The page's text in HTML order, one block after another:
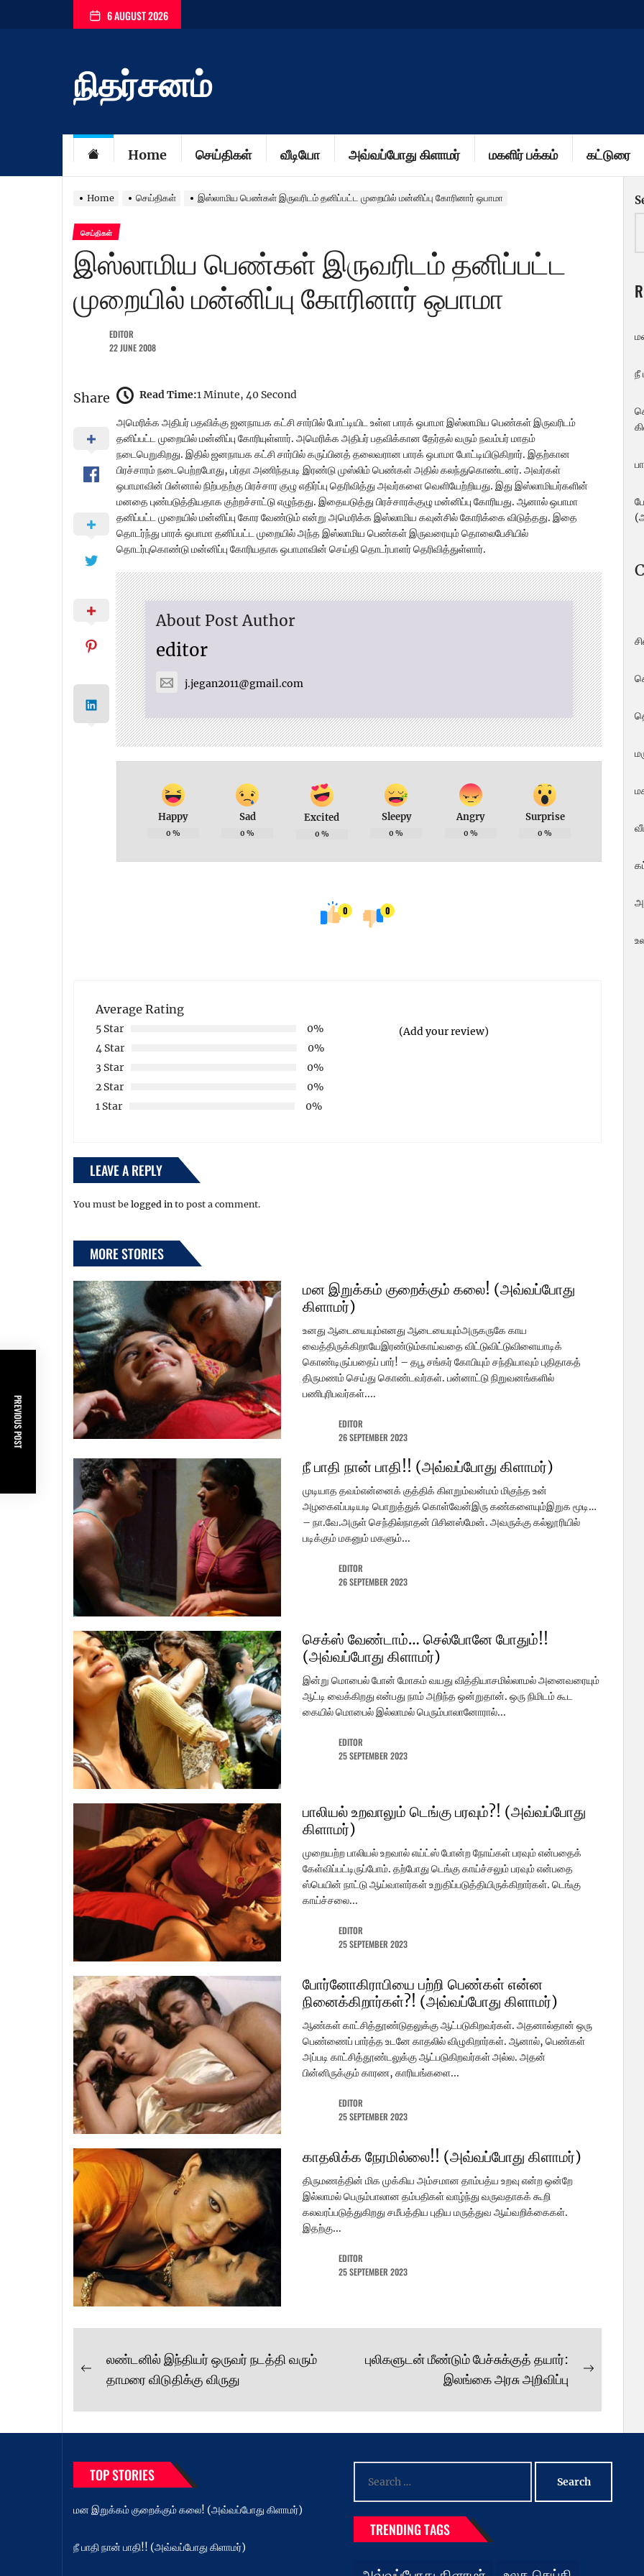
6 AUGUST 2026
நிதர்சனம்
Home செய்திகள் வீடியோ அவ்வப்போது கிளாமர் மகளிர் பக்கம் கட்டுரை
Home செய்திகள் இஸ்லாமிய பெண்கள் இருவரிடம் தனிப்பட்ட முறையில் மன்னிப்பு கோரினார் ஒபாமா
செய்திகள்
இஸ்லாமிய பெண்கள் இருவரிடம் தனிப்பட்ட
முறையில் மன்னிப்பு கோரினார் ஒபாமா
EDITOR
22 JUNE 2008
Share Read Time:1 Minute, 40 Second
அமெரிக்க அதிபர் பதவிக்கு ஜனநாயக கட்சி சார்பில் போட்டியிட உள்ள பாரக் ஒபாமா இஸ்லாமிய பெண்கள் இருவரிடம்
தனிப்பட்ட முறையில் மன்னிப்பு கோரியுள்ளார். அமெரிக்க அதிபர் பதவிக்கான தேர்தல் வரும் நவம்பர் மாதம்
நடைபெறுகிறது. இதில் ஜனநாயக கட்சி சார்பில் கருப்பினத் தலைவரான பாரக் ஒபாமா போட்டியிடுகிறார். இதற்கான
பிரச்சாரம் நடைபெற்றபோது, பர்தா அணிந்தபடி இரண்டு முஸ்லிம் பெண்கள் அதில் கலந்துகொண்டனர். அவர்கள்
ஒபாமாவின் பின்னால் நிற்பதற்கு பிரச்சார குழு எதிர்ப்பு தெரிவித்து அவர்களை வெளியேற்றியது. இது இஸ்லாமியர்களின்
மனதை புண்படுத்தியதாக குற்றச்சாட்டு எழுந்தது. இதையடுத்து பிரச்சாரக்குழு மன்னிப்பு கோரியது. ஆனால் ஒபாமா
தனிப்பட்ட முறையில் மன்னிப்பு கோர வேண்டும் என்று அமெரிக்க இஸ்லாமிய கவுன்சில் கோரிக்கை விடுத்தது. இதை
தொடர்ந்து பாரக் ஒபாமா தனிப்பட்ட முறையில் அந்த இஸ்லாமிய பெண்கள் இருவரையும் தொலைபேசியில்
தொடர்புகொண்டு மன்னிப்பு கோரியதாக ஒபாமாவின் செய்தி தொடர்பாளர் தெரிவித்துள்ளார்.
About Post Author
editor
j.jegan2011@gmail.com
Happy
0 %
Sad
0 %
Excited
0 %
Sleepy
0 %
Angry
0 %
Surprise
0 %
0 0
Average Rating
5 Star
0%
4 Star
0%
3 Star
0%
2 Star
0%
1 Star
0%
(Add your review)
LEAVE A REPLY
You must be logged in to post a comment.
PREVIOUS POST
MORE STORIES
மன இறுக்கம் குறைக்கும் கலை! (அவ்வப்போது
கிளாமர்)
உனது ஆடையையும்எனது ஆடையையும்அருகருகே காய
வைத்திருக்கிறாயேஇரண்டும்காய்வதை விட்டுவிட்டுவிளையாடிக்
கொண்டிருப்பதைப் பார்! – தபூ சங்கர் கோபியும் சந்தியாவும் புதிதாகத்
திருமணம் செய்து கொண்டவர்கள். பன்னாட்டு நிறுவனங்களில்
பணிபுரிபவர்கள்....
EDITOR
26 SEPTEMBER 2023
நீ பாதி நான் பாதி!! (அவ்வப்போது கிளாமர்)
முடியாத தவம்என்னைக் குத்திக் கிளறும்வன்மம் மிகுந்த உன்
அழகைஎப்படியடி பொறுத்துக் கொள்வேன்இரு கண்களையும்இறுக மூடி…
– நா.வே.அருள் செந்தில்நாதன் பிசினஸ்மேன். அவருக்கு கல்லூரியில்
படிக்கும் மகனும் மகளும்...
EDITOR
26 SEPTEMBER 2023
செக்ஸ் வேண்டாம்… செல்போனே போதும்!!
(அவ்வப்போது கிளாமர்)
இன்று மொபைல் போன் மோகம் வயது வித்தியாசமில்லாமல் அனைவரையும்
ஆட்டி வைக்கிறது என்பது நாம் அறிந்த ஒன்றுதான். ஒரு நிமிடம் கூட
கையில் மொபைல் இல்லாமல் பெரும்பாலானோரால்...
EDITOR
25 SEPTEMBER 2023
பாலியல் உறவாலும் டெங்கு பரவும்?! (அவ்வப்போது
கிளாமர்)
முறையற்ற பாலியல் உறவால் எய்ட்ஸ் போன்ற நோய்கள் பரவும் என்பதைக்
கேள்விப்பட்டிருப்போம். தற்போது டெங்கு காய்ச்சலும் பரவும் என்பதை
ஸ்பெயின் நாட்டு ஆய்வாளர்கள் உறுதிப்படுத்தியிருக்கிறார்கள். டெங்கு
காய்ச்சலை...
EDITOR
25 SEPTEMBER 2023
போர்னோகிராபியை பற்றி பெண்கள் என்ன
நினைக்கிறார்கள்?! (அவ்வப்போது கிளாமர்)
ஆண்கள் காட்சித்தூண்டுதலுக்கு ஆட்படுகிறவர்கள். அதனால்தான் ஒரு
பெண்ணைப் பார்த்த உடனே காதலில் விழுகிறார்கள். ஆனால், பெண்கள்
அப்படி காட்சித்தூண்டலுக்கு ஆட்படுகிறவர்கள் அல்ல. அதன்
பின்னிருக்கும் காரண, காரியங்களை...
EDITOR
25 SEPTEMBER 2023
காதலிக்க நேரமில்லை!! (அவ்வப்போது கிளாமர்)
திருமணத்தின் மிக முக்கிய அம்சமான தாம்பத்ய உறவு என்ற ஒன்றே
இல்லாமல் பெரும்பாலான தம்பதிகள் வாழ்ந்து வருவதாகக் கூறி
கலவரப்படுத்துகிறது சமீபத்திய புதிய மருத்துவ ஆய்வறிக்கைகள்.
இதற்கு...
EDITOR
25 SEPTEMBER 2023
Post
navigation
Previous
லண்டனில் இந்தியர் ஒருவர் நடத்தி வரும்
தாமரை விடுதிக்கு விருது
புலிகளுடன் மீண்டும் பேச்சுக்குத் தயார்:
இலங்கை அரசு அறிவிப்பு
நீ
TOP STORIES
மன இறுக்கம் குறைக்கும் கலை! (அவ்வப்போது கிளாமர்)
நீ பாதி நான் பாதி!! (அவ்வப்போது கிளாமர்)
for:
TRENDING TAGS